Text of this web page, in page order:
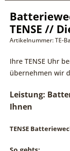
TENSE //
Artikelnummer: TE-
Ihre TENSE Uhr
übernehmen wir
Leistung:
Ihnen
TENSE